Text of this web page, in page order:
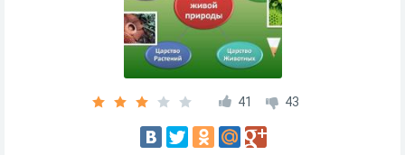
41 43